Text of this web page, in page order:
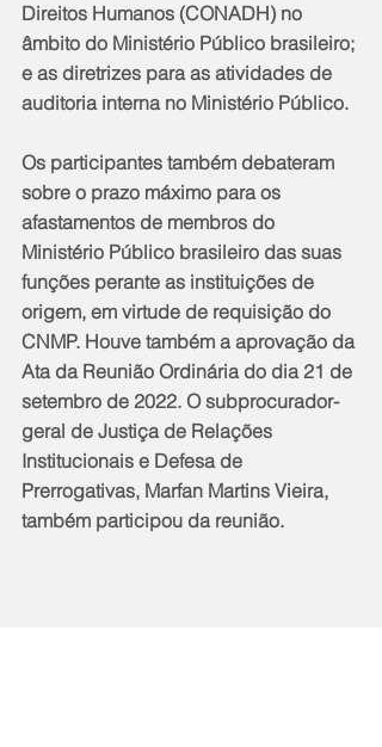
Direitos Humanos (CONADH) no
âmbito do Ministério Público brasileiro;
e as diretrizes para as atividades de
auditoria interna no Ministério Público.
Os participantes também debateram
sobre o prazo máximo para os
afastamentos de membros do
Ministério Público brasileiro das suas
funções perante as instituições de
origem, em virtude de requisição do
CNMP. Houve também a aprovação da
Ata da Reunião Ordinária do dia 21 de
setembro de 2022. O subprocurador-
geral de Justiça de Relações
Institucionais e Defesa de
Prerrogativas, Marfan Martins Vieira,
também participou da reunião.